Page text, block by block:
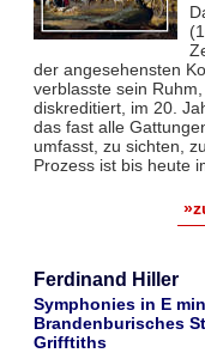
der angesehensten
verblasste sein
diskreditiert, im 20.
das fast alle
umfasst, zu sichten,
Prozess ist bis heute
Ferdinand Hiller
Symphonies in E
Brandenburisches
Grifftiths